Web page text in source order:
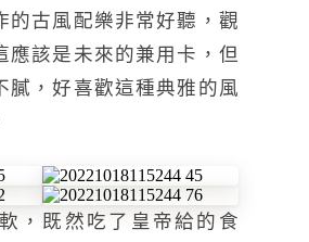
的古風配樂非常好聽，觀
應該是未來的兼用卡，但
膩，好喜歡這種典雅的風
，既然吃了皇帝給的食